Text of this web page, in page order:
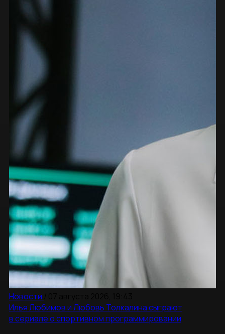
Новости
Илья Любимов и Любовь Толкалина сыграют
в сериале о спортивном программировании